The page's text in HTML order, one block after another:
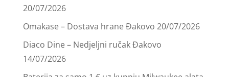
20/07/2026
Omakase – Dostava hrane Đakovo 20/07/2026
Diaco Dine – Nedjeljni ručak Đakovo
14/07/2026